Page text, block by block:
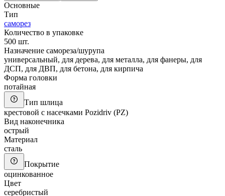
Основные
Тип
саморез
Количество в упаковке
500 шт.
Назначение самореза/шурупа
универсальный, для дерева, для металла, для фанеры, для
ДСП, для ДВП, для бетона, для кирпича
Форма головки
потайная
Тип шлица
крестовой с насечками Pozidriv (PZ)
Вид наконечника
острый
Материал
сталь
Покрытие
оцинкованное
Цвет
серебристый